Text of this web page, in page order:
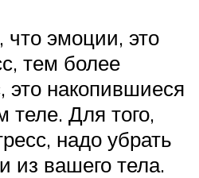
что эмоции, это
тем более
это накопившиеся
теле. Для того,
надо убрать
из вашего тела.